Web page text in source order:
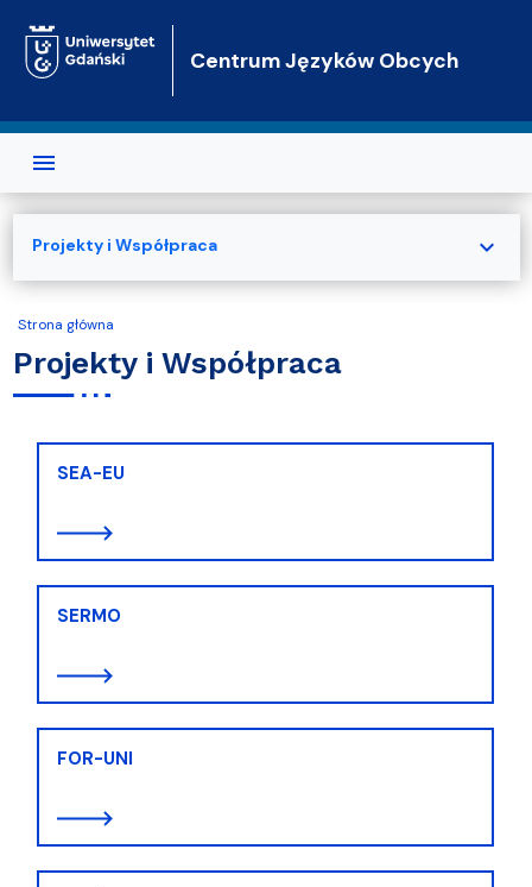
Centrum Języków Obcych
Strona główna
Projekty i Współpraca
SEA-EU
SERMO
FOR-UNI
Projekty i Współpraca expand_more